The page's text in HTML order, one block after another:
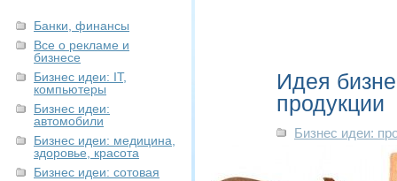
Банки, финансы
Все о рекламе и
бизнесе
Бизнес идеи: IT,
компьютеры
Бизнес идеи:
автомобили
Бизнес идеи: медицина,
здоровье, красота
Бизнес идеи: сотовая
Идея
продукции
Бизнес идеи: